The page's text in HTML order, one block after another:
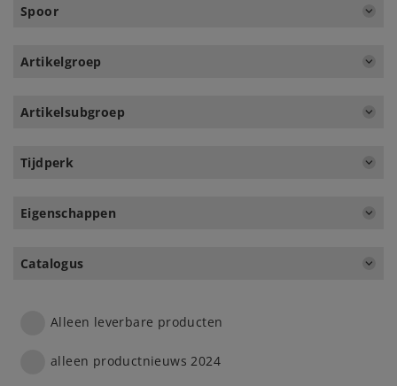
Spoor
Artikelgroep
Artikelsubgroep
Tijdperk
Eigenschappen
Catalogus
Alleen leverbare producten
alleen productnieuws 2024